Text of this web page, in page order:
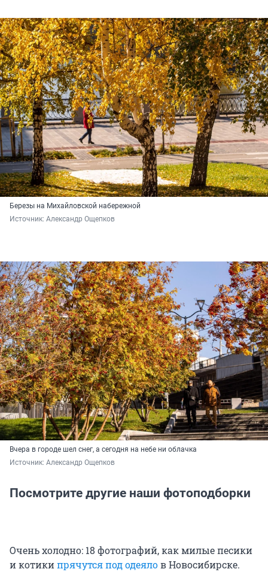
Березы на Михайловской набережной
Источник: Александр Ощепков
Вчера в городе шел снег, а сегодня на небе ни облачка
Источник: Александр Ощепков
Посмотрите другие наши фотоподборки
Очень холодно: 18 фотографий, как милые песики
и котикипрячутся под одеялов Новосибирске.